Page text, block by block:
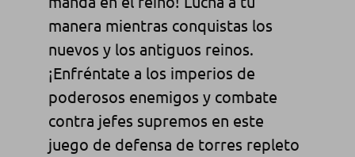
manera mientras conquistas los
nuevos y los antiguos reinos.
¡Enfréntate a los imperios de
poderosos enemigos y combate
contra jefes supremos en este
juego de defensa de torres repleto